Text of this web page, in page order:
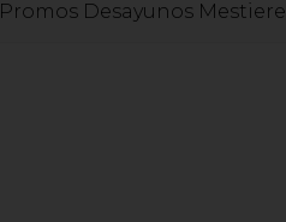
Promos Desayunos Mestiere